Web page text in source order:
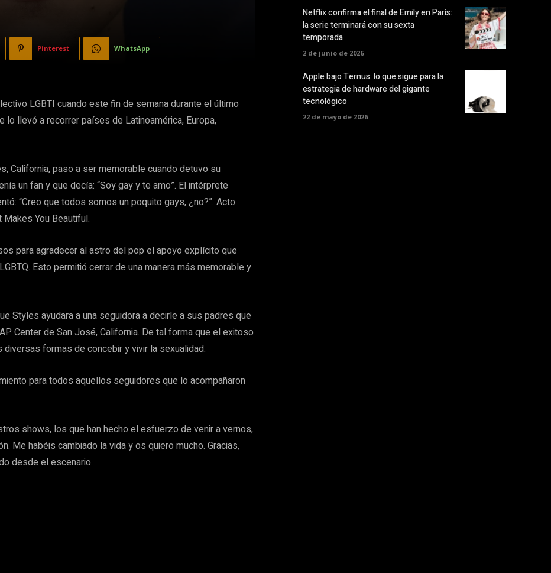
Pinterest WhatsApp
LGBTI cuando este fin de semana durante el último
llevó a recorrer países de Latinoamérica, Europa,
California, paso a ser memorable cuando detuvo su
un fan y que decía: “Soy gay y te amo”. El intérprete
“Creo que todos somos un poquito gays, ¿no?”. Acto
You Beautiful.
para agradecer al astro del pop el apoyo explícito que
Esto permitió cerrar de una manera más memorable y
Styles ayudara a una seguidora a decirle a sus padres que
Center de San José, California. De tal forma que el exitoso
formas de concebir y vivir la sexualidad.
para todos aquellos seguidores que lo acompañaron
shows, los que han hecho el esfuerzo de venir a vernos,
Me habéis cambiado la vida y os quiero mucho. Gracias,
desde el escenario.
Netflix confirma el final de Emily en París:
la serie terminará con su sexta
temporada
2 de junio de 2026
Apple bajo Ternus: lo que sigue para la
estrategia de hardware del gigante
tecnológico
22 de mayo de 2026